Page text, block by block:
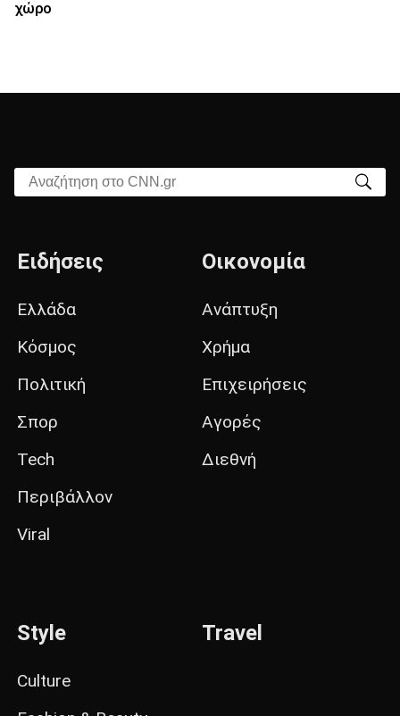
χώρο
Αναζήτηση στο CNN.gr
Ειδήσεις
Ελλάδα
Κόσμος
Πολιτική
Σπορ
Tech
Περιβάλλον
Viral
Οικονομία
Ανάπτυξη
Χρήμα
Επιχειρήσεις
Αγορές
Διεθνή
Style
Culture
Travel